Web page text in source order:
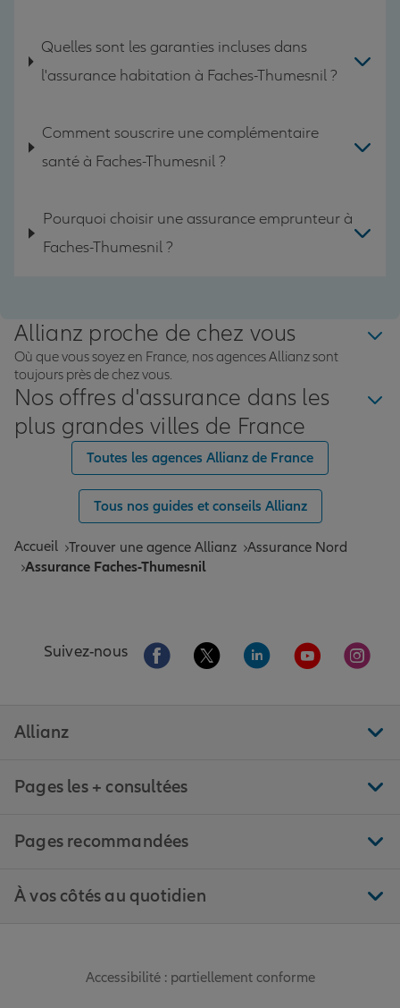
Quelles sont les garanties incluses dans
l'assurance habitation à Faches-Thumesnil ?
Comment souscrire une complémentaire
santé à Faches-Thumesnil ?
Pourquoi choisir une assurance emprunteur à
Faches-Thumesnil ?
Allianz proche de chez vous
Où que vous soyez en France, nos agences Allianz sont
toujours près de chez vous.
Nos offres d'assurance dans les
plus grandes villes de France
Toutes les agences Allianz de France
Tous nos guides et conseils Allianz
Accueil Trouver une agence Allianz Assurance Nord
Assurance Faches-Thumesnil
Suivez-nous Aller sur la page Facebook de Allianz
Aller sur la page Twitter de
Aller sur la page
Aller sur la
Aller
Allianz
Pages les + consultées
Pages recommandées
À vos côtés au quotidien
Accessibilité : partiellement conforme